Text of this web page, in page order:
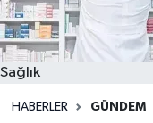
Sağlık
HABERLER GÜNDEM